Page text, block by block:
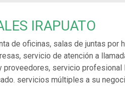
IRAPUATO
de oficinas, salas de juntas por
servicio de atención a
servicio profesional
servicios múltiples a su